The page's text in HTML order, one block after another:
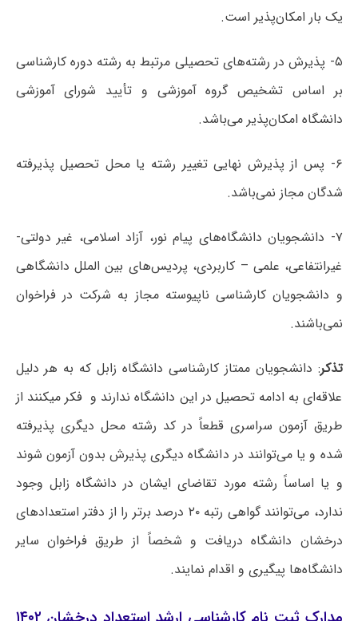
یک بار امکان‌پذیر است.
۵- پذیرش در رشته‌های تحصیلی مرتبط به رشته دوره کارشناسی
بر اساس تشخیص گروه آموزشی و تأیید شورای آموزشی
دانشگاه امکان‌پذیر می‌باشد.
۶- پس از پذیرش نهایی تغییر رشته یا محل تحصیل پذیرفته
شدگان مجاز نمی‌باشد.
۷- دانشجویان دانشگاه‌های پیام نور، آزاد اسلامی، غیر دولتی-
غیرانتفاعی، علمی – کاربردی، پردیس‌های بین الملل دانشگاهی
و دانشجویان کارشناسی ناپیوسته مجاز به شرکت در فراخوان
نمی‌باشند.
تذکر: دانشجویان ممتاز کارشناسی دانشگاه زابل که به هر دلیل
علاقه‌ای به ادامه تحصیل در این دانشگاه ندارند و فکر میکنند از
طریق آزمون سراسری قطعاً در کد رشته محل دیگری پذیرفته
شده و یا می‌توانند در دانشگاه دیگری پذیرش بدون آزمون شوند
و یا اساساً رشته مورد تقاضای ایشان در دانشگاه زابل وجود
ندارد، می‌توانند گواهی رتبه ۲۰ درصد برتر را از دفتر استعدادهای
درخشان دانشگاه دریافت و شخصاً از طریق فراخوان سایر
دانشگاه‌ها پیگیری و اقدام نمایند.